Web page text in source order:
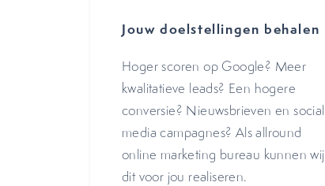
Jouw doelstellingen behalen
Hoger scoren op Google? Meer
kwalitatieve leads? Een hogere
conversie? Nieuwsbrieven en social
media campagnes? Als allround
online marketing bureau kunnen wij
dit voor jou realiseren.